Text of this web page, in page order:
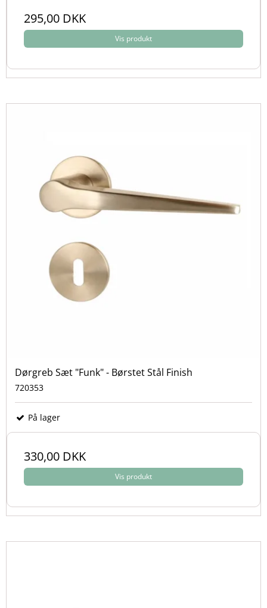
295,00 DKK
Vis produkt
Dørgreb Sæt "Funk" - Børstet Stål Finish
720353
På lager
330,00 DKK
Vis produkt